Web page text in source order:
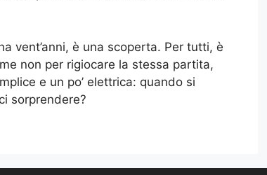
vent’anni, è una scoperta. Per tutti, è
non per rigiocare la stessa partita,
e un po’ elettrica: quando si
sorprendere?